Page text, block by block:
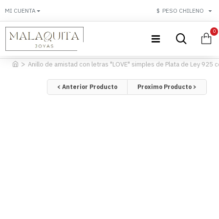
MI CUENTA $ PESO CHILENO
0
Anillo de amistad con letras "LOVE" simples de Plata de Ley
< Anterior Producto Proximo Producto >